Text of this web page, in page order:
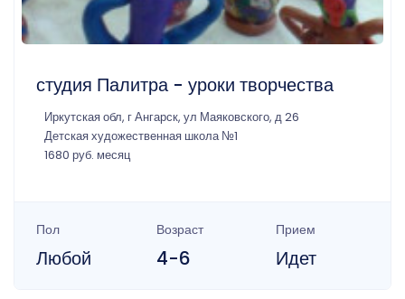
студия Палитра - уроки творчества
Иркутская обл, г Ангарск, ул Маяковского, д 26
Детская художественная школа №1
1680 руб. месяц
Пол
Любой
Возраст
4-6
Прием
Идет